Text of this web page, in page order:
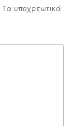
Τα υποχρεωτικά